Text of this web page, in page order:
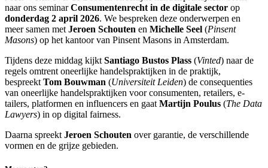
naar ons seminarConsumentenrecht in de digitale sector op
donderdag 2 april 2026. We bespreken deze onderwerpen en
meer samen met Jeroen Schouten en Michelle Seel (Pinsent
Masons) op het kantoor van Pinsent Masons in Amsterdam.
Tijdens deze middag kijkt Santiago Bustos Plass (Vinted) naar de
regels omtrent oneerlijke handelspraktijken in de praktijk,
bespreekt Tom Bouwman (Universiteit Leiden) de consequenties
van oneerlijke handelspraktijken voor consumenten, retailers, e-
tailers, platformen en influencers en gaat Martijn Poulus (The Data
Lawyers) in op digital fairness.
Daarna spreekt Jeroen Schouten over garantie, de verschillende
vormen en de grijze gebieden.